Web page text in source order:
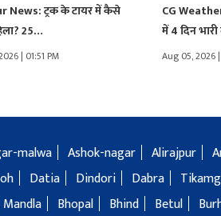
News: ट्रक के टायर में कैसे
25…
| 01:51 PM
CG
में 4 दिन
Aug 05, 2026
malwa Ashok-nagar Alirajpur
Datia Dindori Dabra
Mandla Bhopal Bhind Betul